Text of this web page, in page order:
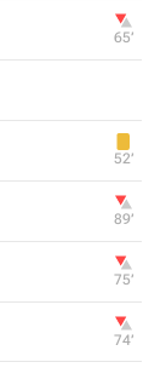
65‎’‎
52‎’‎
89‎’‎
75‎’‎
74‎’‎